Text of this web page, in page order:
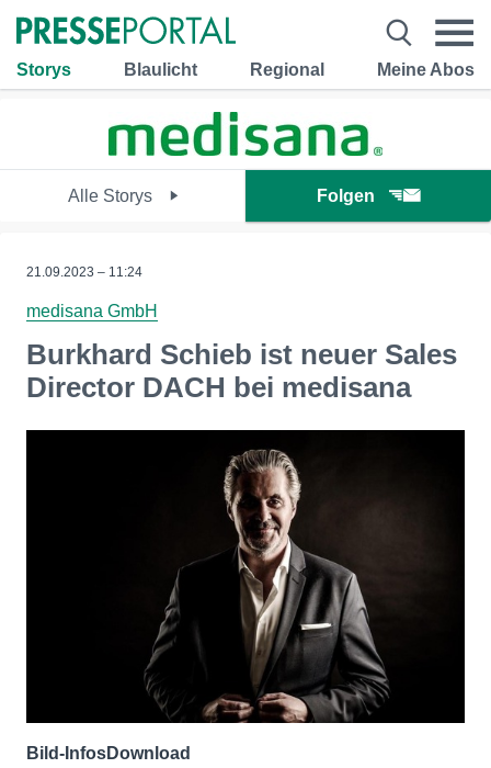
Storys Blaulicht Regional Meine Abos
Alle Storys Folgen
21.09.2023 – 11:24
medisana GmbH
Burkhard Schieb ist neuer Sales
Director DACH bei medisana
Bild-InfosDownload